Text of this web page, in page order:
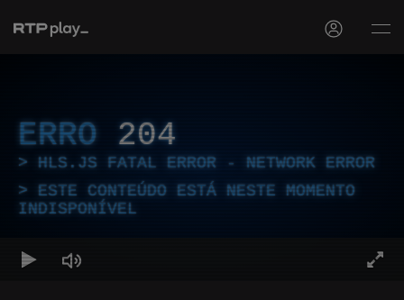
ERRO 204
HLS.JS FATAL ERROR - NETWORK ERROR
ESTE CONTEÚDO ESTÁ NESTE MOMENTO
INDISPONÍVEL